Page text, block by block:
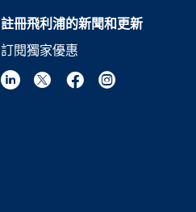
註冊飛利浦的新聞和更新
訂閱獨家優惠